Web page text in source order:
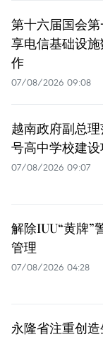
第十六届国会
享电信基础设
作
07/08/2026 09:08
越南政府副总
号高中学校建
07/08/2026 09:07
解除IUU“黄牌”
管理
07/08/2026 04:28
永隆省注重创